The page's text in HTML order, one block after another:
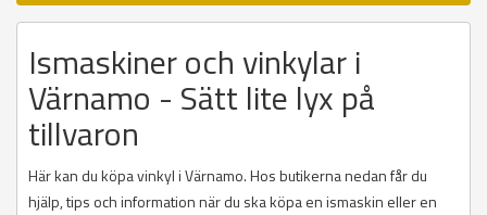
Ismaskiner och vinkylar i
Värnamo - Sätt lite lyx på
tillvaron
Här kan du köpa vinkyl i Värnamo. Hos butikerna nedan får du
hjälp, tips och information när du ska köpa en ismaskin eller en